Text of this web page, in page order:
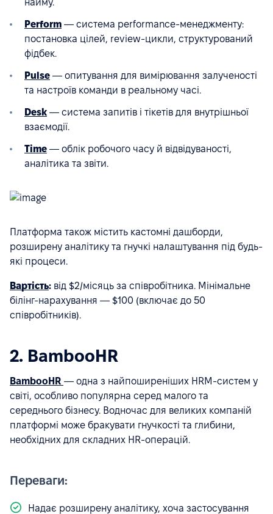
найму.
Perform — система performance-менеджменту:
постановка цілей, review-цикли, структурований
фідбек.
Pulse — опитування для вимірювання залученості
та настроїв команди в реальному часі.
Desk — система запитів і тікетів для внутрішньої
взаємодії.
Time — облік робочого часу й відвідуваності,
аналітика та звіти.
Платформа також містить кастомні дашборди,
розширену аналітику та гнучкі налаштування під будь-
які процеси.
Вартість: від $2/місяць за співробітника. Мінімальне
білінг-нарахування — $100 (включає до 50
співробітників).
2. BambooHR
BambooHR — одна з найпоширеніших HRM-систем у
світі, особливо популярна серед малого та
середнього бізнесу. Водночас для великих компаній
платформі може бракувати гнучкості та глибини,
необхідних для складних HR-операцій.
Переваги:
Надає розширену аналітику, хоча застосування